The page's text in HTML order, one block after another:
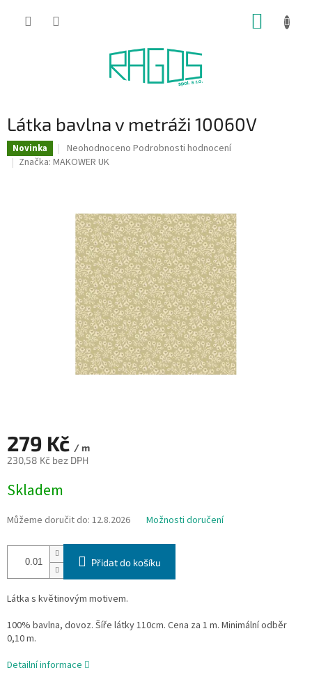
Látka bavlna v metráži 10060V
Novinka
Průměrné
hodnocení
hvězdiček.
Neohodnoceno Podrobnosti hodnocení
Značka: MAKOWER UK
279 Kč / m
230,58 Kč bez DPH
cena:
Skladem
Můžeme doručit do: 12.8.2026 Možnosti doručení
Přidat do košíku
Látka s květinovým motivem.
100% bavlna, dovoz. Šíře látky 110cm. Cena za 1 m. Minimální odběr
0,10 m.
Detailní informace